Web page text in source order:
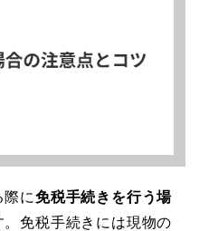
に免税手続きを行う場
。免税手続きには現物の